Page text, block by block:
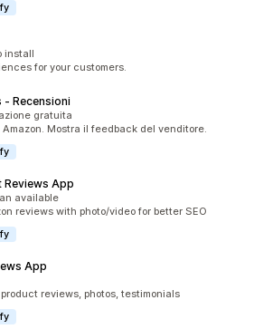
install
for your customers.
Recensioni
gratuita
Mostra il feedback del venditore.
App
available
reviews with photo/video for better SEO
App
reviews, photos, testimonials